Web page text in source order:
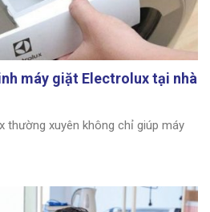
máy giặt Electrolux tại nhà
thường xuyên không chỉ giúp máy